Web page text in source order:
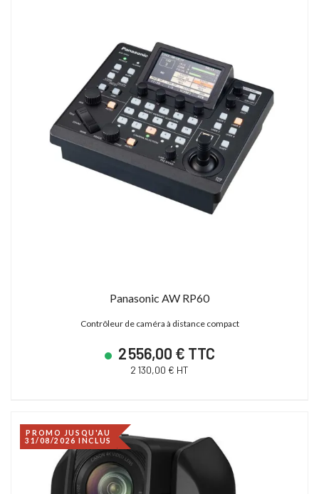
Panasonic AW RP60
Contrôleur de caméra à distance compact
2 556,00 € TTC
2 130,00 € HT
PROMO JUSQU'AU
31/08/2026 INCLUS